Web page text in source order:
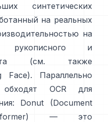
синтетических
на реальных
на
рукописного и
(см. также
Face). Параллельно
OCR для
Donut (Document
— это